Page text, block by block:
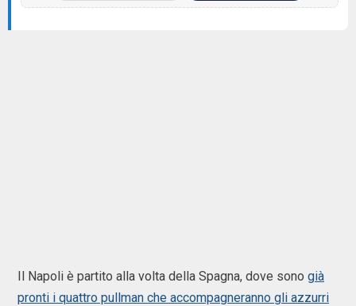
Il Napoli è partito alla volta della Spagna, dove sono già
pronti i quattro pullman che accompagneranno gli azzurri